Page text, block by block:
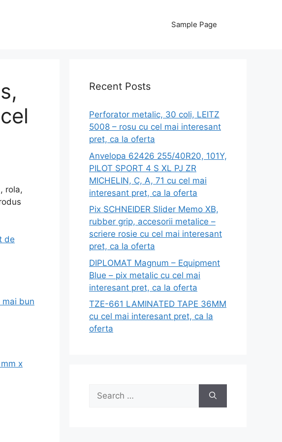
Sample Page
rola,
de
bun
x
Recent Posts
Perforator metalic, 30 coli, LEITZ
5008 – rosu cu cel mai interesant
pret, ca la oferta
Anvelopa 62426 255/40R20, 101Y,
PILOT SPORT 4 S XL PJ ZR
MICHELIN, C, A, 71 cu cel mai
interesant pret, ca la oferta
Pix SCHNEIDER Slider Memo XB,
rubber grip, accesorii metalice –
scriere rosie cu cel mai interesant
pret, ca la oferta
DIPLOMAT Magnum – Equipment
Blue – pix metalic cu cel mai
interesant pret, ca la oferta
TZE-661 LAMINATED TAPE 36MM
cu cel mai interesant pret, ca la
oferta
Search
for: